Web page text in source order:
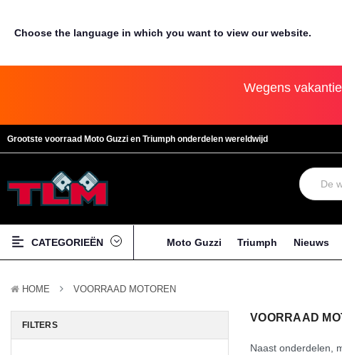
Choose the language in which you want to view our website.
Wegens
Grootste voorraad Moto Guzzi en Triumph onderdelen wereldwijd
CATEGORIEËN Moto Guzzi Triumph Nieuws
HOME VOORRAAD MOTOREN
FILTERS
VOORRAAD
Naast onderdelen,